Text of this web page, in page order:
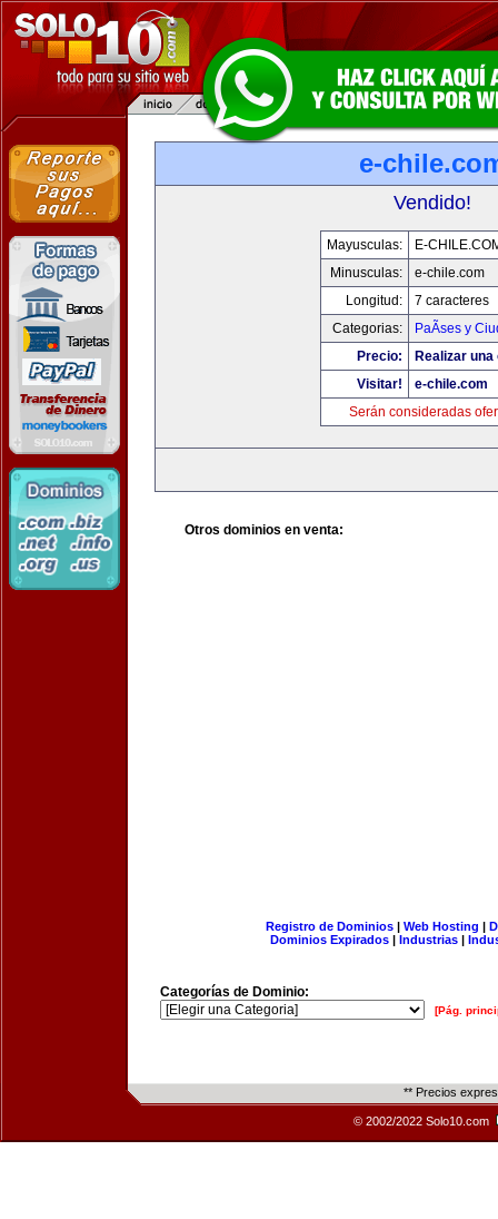
e-
Vendido!
Mayusculas:
E-
Minusculas:
e-chile.com
Longitud:
7 caracteres
Categorias:
PaÃ­ses y
Precio:
Realizar
Visitar!
e-chile.com
Serán consideradas
Otros dominios en venta:
Registro de Dominios| Web Hosting |
Dominios Expirados | Industrias |
Categorías de Dominio:
[Pág.
** Precios
© 2002/2022 Solo10.com